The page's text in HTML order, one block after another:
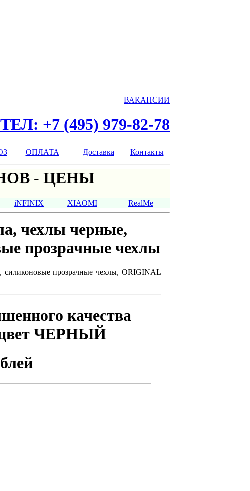
ВАКАНСИИ
ТЕЛ: +7 (495) 979-82-78
ОПЛАТА Доставка Контакты
- ЦЕНЫ
iNFINIX XIAOMI RealMe
чехлы черные,
прозрачные чехлы
силиконовые прозрачные чехлы, ORIGINAL
качества
ЧЕРНЫЙ